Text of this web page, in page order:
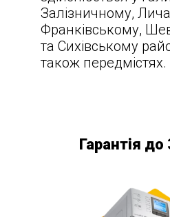
Залізничному,
Франківському,
та Сихівському
також передмістях.
Гарантія до